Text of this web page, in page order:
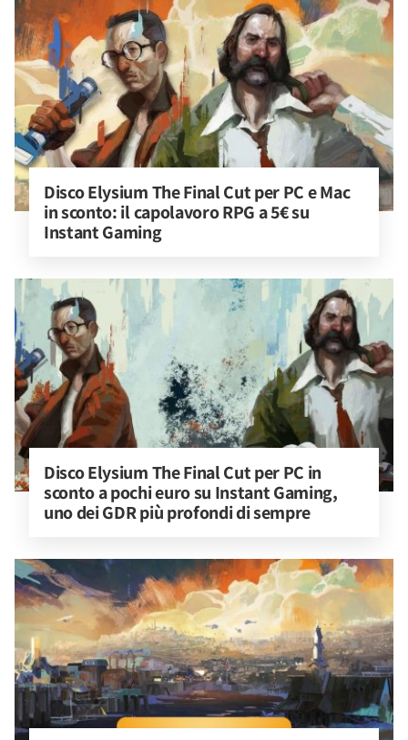
Disco Elysium The Final Cut per PC e Mac
in sconto: il capolavoro RPG a 5€ su
Instant Gaming
Disco Elysium The Final Cut per PC in
sconto a pochi euro su Instant Gaming,
uno dei GDR più profondi di sempre